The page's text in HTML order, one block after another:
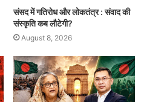
संसद में गतिरोध और लोकतंत्र : संवाद की
संस्कृति कब लौटेगी?
August 8, 2026